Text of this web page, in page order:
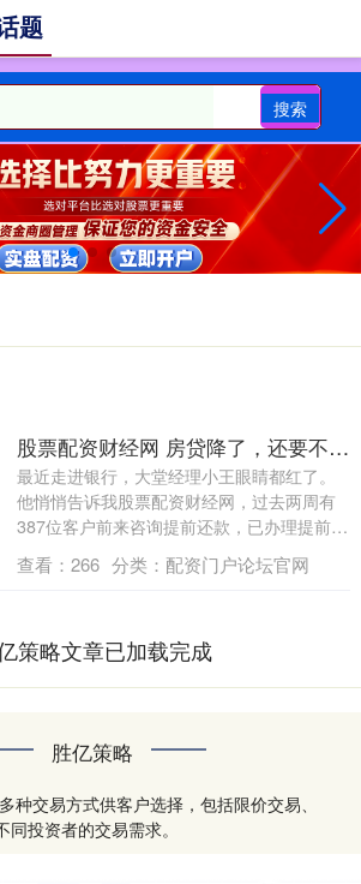
搜索
题
股票配资财经网 房贷降了，还要不要提前还款？银行工作的同学跟我说了心里话
最近走进银行，大堂经理小王眼睛都红了。
他悄悄告诉我股票配资财经网，过去两周有
387位客户前来咨询提前还款，已办理提前还
款....
查看： 266 分类： 配资门户论坛官网
策略文章已加载完成
胜亿策略
种交易方式供客户选择，包括限价交易、
投资者的交易需求。